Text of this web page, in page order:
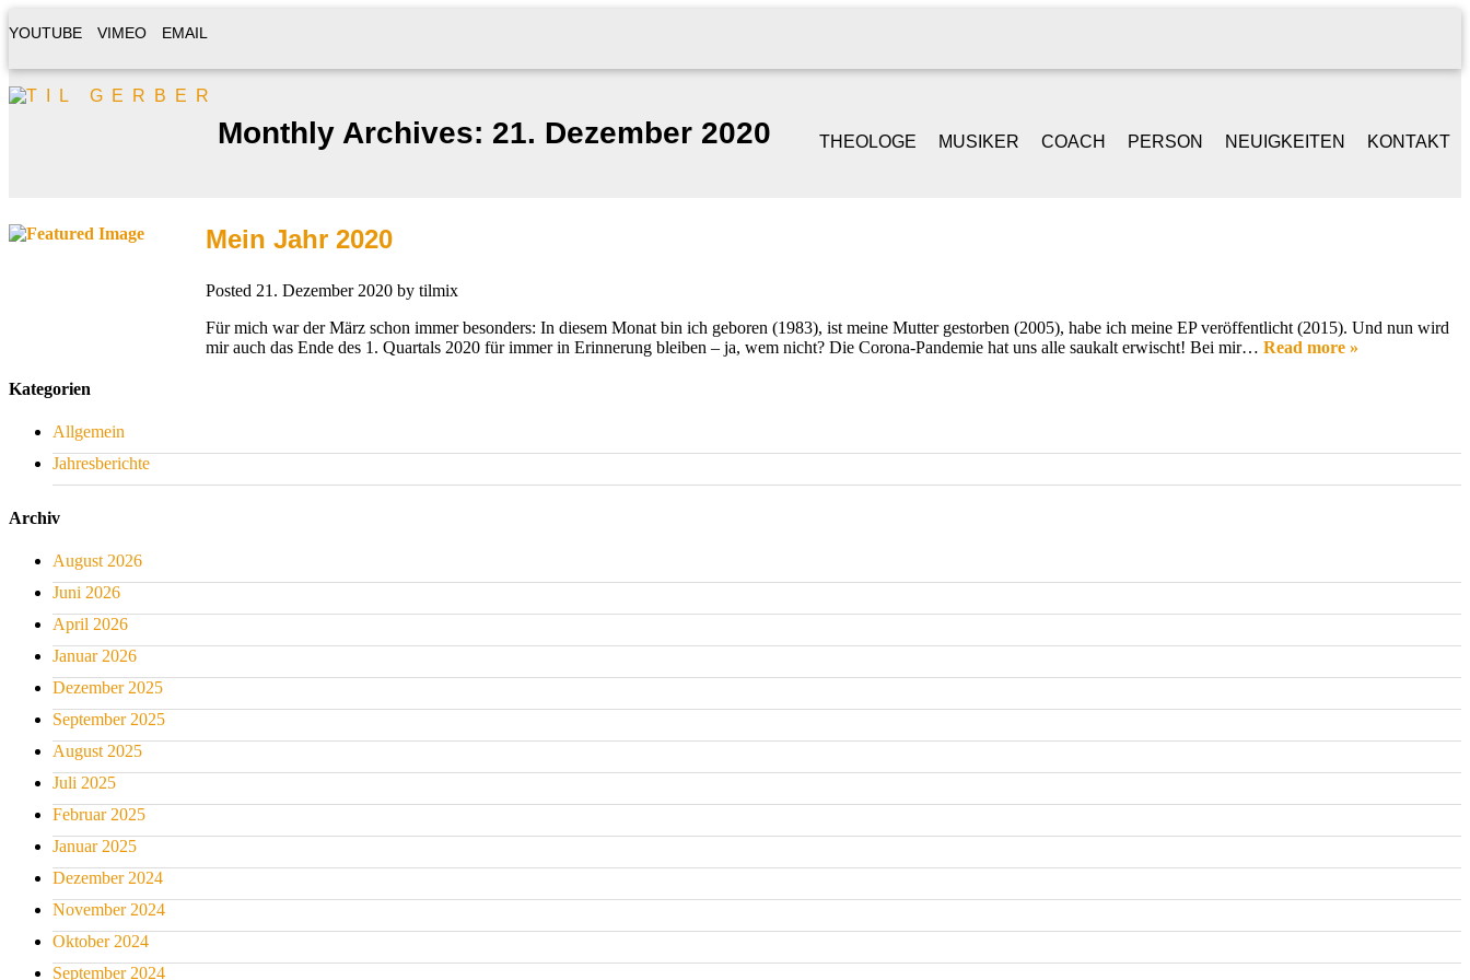
YOUTUBE VIMEO EMAIL
THEOLOGE MUSIKER COACH PERSON NEUIGKEITEN KONTAKT
Monthly Archives: 21. Dezember 2020
Mein Jahr 2020
Posted 21. Dezember 2020 by tilmix
Für mich war der März schon immer besonders: In diesem Monat bin ich geboren (1983), ist meine Mutter gestorben (2005), habe ich meine EP veröffentlicht (2015). Und nun wird
mir auch das Ende des 1. Quartals 2020 für immer in Erinnerung bleiben – ja, wem nicht? Die Corona-Pandemie hat uns alle saukalt erwischt! Bei mir… Read more »
Kategorien
Allgemein
Jahresberichte
Archiv
August 2026
Juni 2026
April 2026
Januar 2026
Dezember 2025
September 2025
August 2025
Juli 2025
Februar 2025
Januar 2025
Dezember 2024
November 2024
Oktober 2024
September 2024